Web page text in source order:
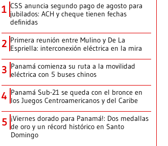
1 CSS anuncia segundo pago de agosto para
jubilados: ACH y cheque tienen fechas
definidas
2 Primera reunión entre Mulino y De La
Espriella: interconexión eléctrica en la mira
3 Panamá comienza su ruta a la movilidad
eléctrica con 5 buses chinos
4 Panamá Sub-21 se queda con el bronce en
los Juegos Centroamericanos y del Caribe
5 ¡Viernes dorado para Panamá!: Dos medallas
de oro y un récord histórico en Santo
Domingo